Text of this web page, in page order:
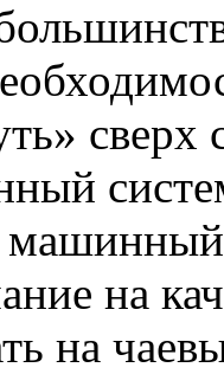
на
на